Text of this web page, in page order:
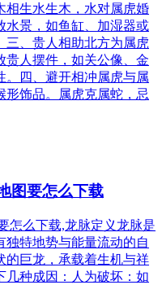
相生水生木，水对属虎婚
水景，如鱼缸、加湿器或
三、贵人相助北方为属虎
贵人摆件，如关公像、金
。四、避开相冲属虎与属
形饰品。属虎克属蛇，忌
图要怎么下载
怎么下载,龙脉定义龙脉是
独特地势与能量流动的自
的巨龙，承载着生机与祥
几种成因：人为破坏：如